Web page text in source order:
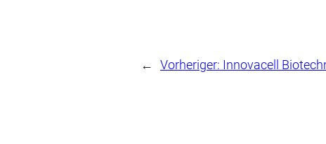
← Vorheriger: Innovacell